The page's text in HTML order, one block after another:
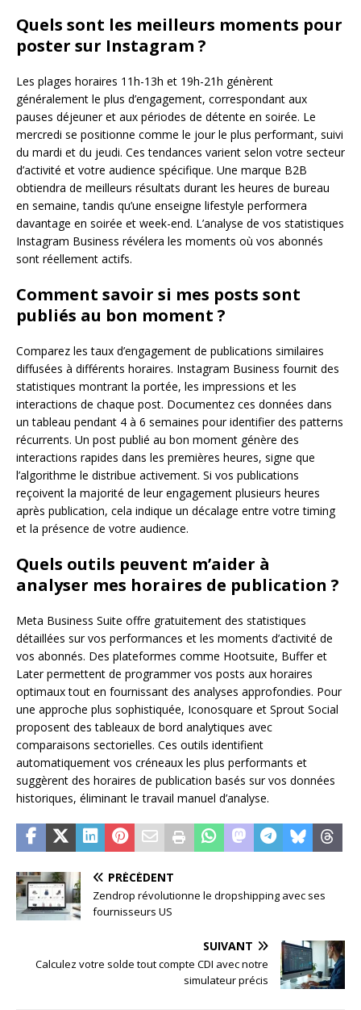
Quels sont les meilleurs moments pour
poster sur Instagram ?
Les plages horaires 11h-13h et 19h-21h génèrent
généralement le plus d’engagement, correspondant aux
pauses déjeuner et aux périodes de détente en soirée. Le
mercredi se positionne comme le jour le plus performant, suivi
du mardi et du jeudi. Ces tendances varient selon votre secteur
d’activité et votre audience spécifique. Une marque B2B
obtiendra de meilleurs résultats durant les heures de bureau
en semaine, tandis qu’une enseigne lifestyle performera
davantage en soirée et week-end. L’analyse de vos statistiques
Instagram Business révélera les moments où vos abonnés
sont réellement actifs.
Comment savoir si mes posts sont
publiés au bon moment ?
Comparez les taux d’engagement de publications similaires
diffusées à différents horaires. Instagram Business fournit des
statistiques montrant la portée, les impressions et les
interactions de chaque post. Documentez ces données dans
un tableau pendant 4 à 6 semaines pour identifier des patterns
récurrents. Un post publié au bon moment génère des
interactions rapides dans les premières heures, signe que
l’algorithme le distribue activement. Si vos publications
reçoivent la majorité de leur engagement plusieurs heures
après publication, cela indique un décalage entre votre timing
et la présence de votre audience.
Quels outils peuvent m’aider à
analyser mes horaires de publication ?
Meta Business Suite offre gratuitement des statistiques
détaillées sur vos performances et les moments d’activité de
vos abonnés. Des plateformes comme Hootsuite, Buffer et
Later permettent de programmer vos posts aux horaires
optimaux tout en fournissant des analyses approfondies. Pour
une approche plus sophistiquée, Iconosquare et Sprout Social
proposent des tableaux de bord analytiques avec
comparaisons sectorielles. Ces outils identifient
automatiquement vos créneaux les plus performants et
suggèrent des horaires de publication basés sur vos données
historiques, éliminant le travail manuel d’analyse.
PRÉCÉDENT
Zendrop révolutionne le dropshipping avec ses
fournisseurs US
SUIVANT
Calculez votre solde tout compte CDI avec notre
simulateur précis